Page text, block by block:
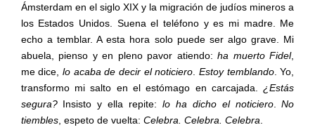
Ámsterdam en el siglo XIX y la migración de judíos mineros a
los Estados Unidos. Suena el teléfono y es mi madre. Me
echo a temblar. A esta hora solo puede ser algo grave. Mi
abuela, pienso y en pleno pavor atiendo:ha muerto Fidel,
me dice, lo acaba de decir el noticiero .Estoy temblando. Yo,
transformo mi salto en el estómago en carcajada.¿Estás
segura?Insisto y ella repite: lo ha dicho el noticiero.No
tiembles, espeto de vuelta: Celebra. Celebra. Celebra